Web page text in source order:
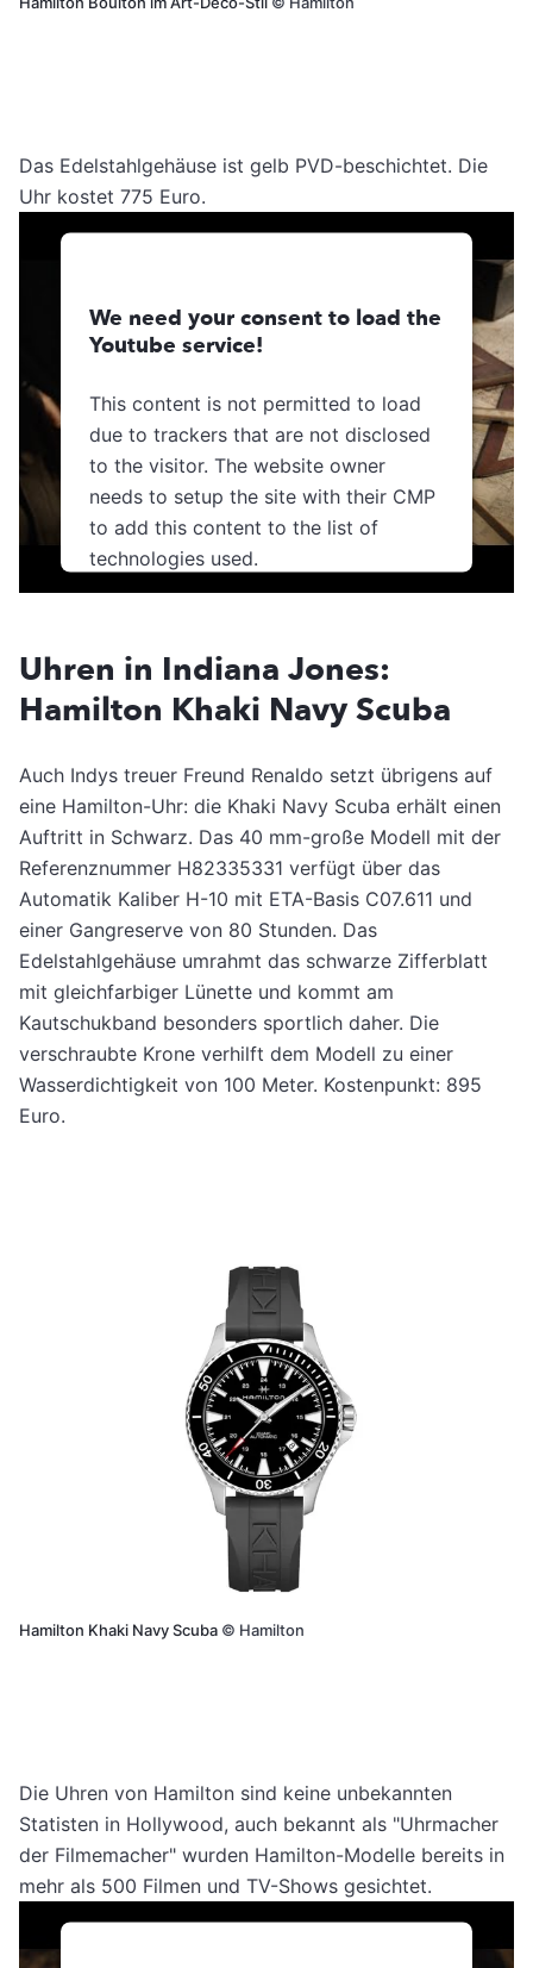
Das Edelstahlgehäuse ist gelb PVD-beschichtet. Die
Uhr kostet 775 Euro.
We need your consent to load the
Youtube service!
This content is not permitted to load
due to trackers that are not disclosed
to the visitor. The website owner
needs to setup the site with their CMP
to add this content to the list of
technologies used.
Uhren in Indiana Jones:
Hamilton Khaki Navy Scuba
Auch Indys treuer Freund Renaldo setzt übrigens auf
eine Hamilton-Uhr: die Khaki Navy Scuba erhält einen
Auftritt in Schwarz. Das 40 mm-große Modell mit der
Referenznummer H82335331 verfügt über das
Automatik Kaliber H-10 mit ETA-Basis C07.611 und
einer Gangreserve von 80 Stunden. Das
Edelstahlgehäuse umrahmt das schwarze Zifferblatt
mit gleichfarbiger Lünette und kommt am
Kautschukband besonders sportlich daher. Die
verschraubte Krone verhilft dem Modell zu einer
Wasserdichtigkeit von 100 Meter. Kostenpunkt: 895
Euro.
Hamilton Khaki Navy Scuba © Hamilton
Die Uhren von Hamilton sind keine unbekannten
Statisten in Hollywood, auch bekannt als "Uhrmacher
der Filmemacher" wurden Hamilton-Modelle bereits in
mehr als 500 Filmen und TV-Shows gesichtet.